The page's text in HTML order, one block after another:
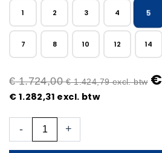
1 2 3 4 5
7 8 10 12 14
€1.724,00 €1.424,79excl. btw €
€ 1.282,31 excl. btw
-
Beveiligingscamera
+